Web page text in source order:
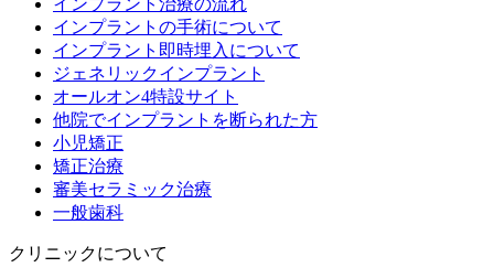
インプラント治療の流れ
インプラントの手術について
インプラント即時埋入について
ジェネリックインプラント
オールオン4特設サイト
他院でインプラントを断られた方
小児矯正
矯正治療
審美セラミック治療
一般歯科
クリニックについて